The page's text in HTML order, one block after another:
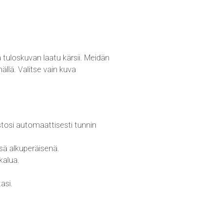
laatu kärsii. Meidän
Valitse vain kuva
automaattisesti tunnin
alkuperäisenä.